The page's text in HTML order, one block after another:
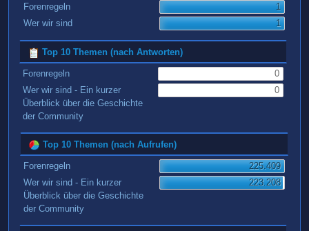
Forenregeln
1
Wer wir sind
1
Top 10 Themen (nach Antworten)
Forenregeln
0
Wer wir sind - Ein kurzer
Überblick über die Geschichte
der Community
0
Top 10 Themen (nach Aufrufen)
Forenregeln
225.409
Wer wir sind - Ein kurzer
Überblick über die Geschichte
der Community
223.208